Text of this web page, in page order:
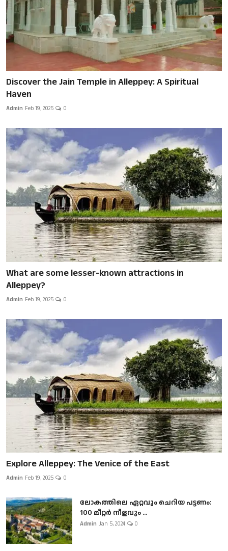
Discover the Jain Temple in Alleppey: A Spiritual
Haven
Admin Feb 19, 2025 0
What are some lesser-known attractions in
Alleppey?
Admin Feb 19, 2025 0
Explore Alleppey: The Venice of the East
Admin Feb 19, 2025 0
ലോകത്തിലെ ഏറ്റവും ചെറിയ പട്ടണം:
100 മീറ്റർ നീളവും ...
Admin Jan 5, 2024 0